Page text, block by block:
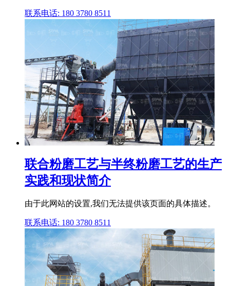
联系电话: 180 3780 8511
联合粉磨工艺与半终粉磨工艺的生产
实践和现状简介
由于此网站的设置,我们无法提供该页面的具体描述。
联系电话: 180 3780 8511